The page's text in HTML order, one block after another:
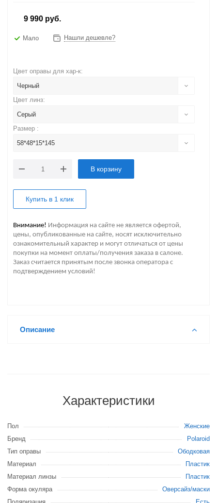
9 990 руб.
Мало Нашли дешевле?
Цвет оправы для хар-к:
Черный
Цвет линз:
Серый
Размер :
58*48*15*145
В корзину
Купить в 1 клик
Внимание! Информация на сайте не является офертой,
цены, опубликованные на сайте, носят исключительно
ознакомительный характер и могут отличаться от цены
покупки на момент оплаты/получения заказа в салоне.
Заказ считается принятым после звонка оператора с
подтверждением условий!
Описание
Характеристики
Пол
Женские
Бренд
Polaroid
Тип оправы
Ободковая
Материал
Пластик
Материал линзы
Пластик
Форма окуляра
Оверсайз/маски